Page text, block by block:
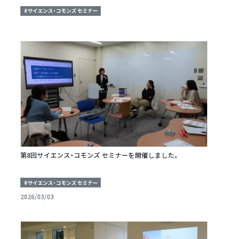
#サイエンス・コモンズ セミナー
第8回サイエンス・コモンズ セミナーを開催しました。
#サイエンス・コモンズ セミナー
2026/03/03